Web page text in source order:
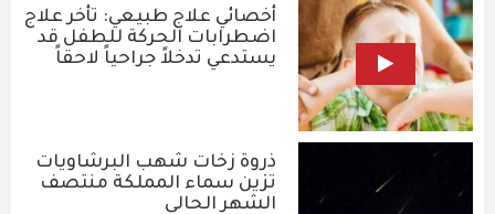
أخصائي علاج طبيعي: تأخر علاج
اضطرابات الحركة للطفل قد
يستدعي تدخلاً جراحياً لاحقاً
ذروة زخات شهب البرشاويات
تزين سماء المملكة منتصف
الشهر الحالي